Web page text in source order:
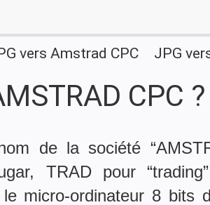
vers Amstrad CPC JPG
CPC ?
de la société
TRAD pour
micro-ordinateur 8 bits